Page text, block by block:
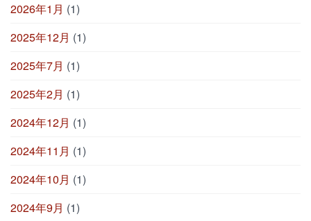
2026年1月 (1)
2025年12月 (1)
2025年7月 (1)
2025年2月 (1)
2024年12月 (1)
2024年11月 (1)
2024年10月 (1)
2024年9月 (1)